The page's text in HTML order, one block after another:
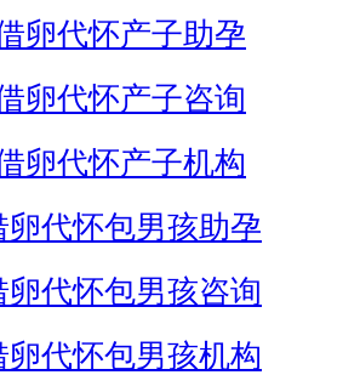
卵代怀产子助孕
卵代怀产子咨询
卵代怀产子机构
卵代怀包男孩助孕
卵代怀包男孩咨询
卵代怀包男孩机构